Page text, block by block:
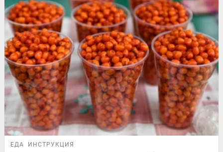
ЕДА ИНСТРУКЦИЯ